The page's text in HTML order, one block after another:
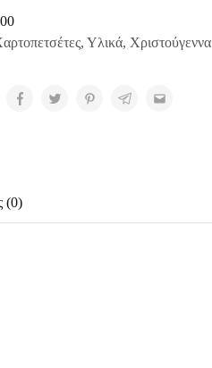
, Υλικά, Χριστούγεννα
(0)